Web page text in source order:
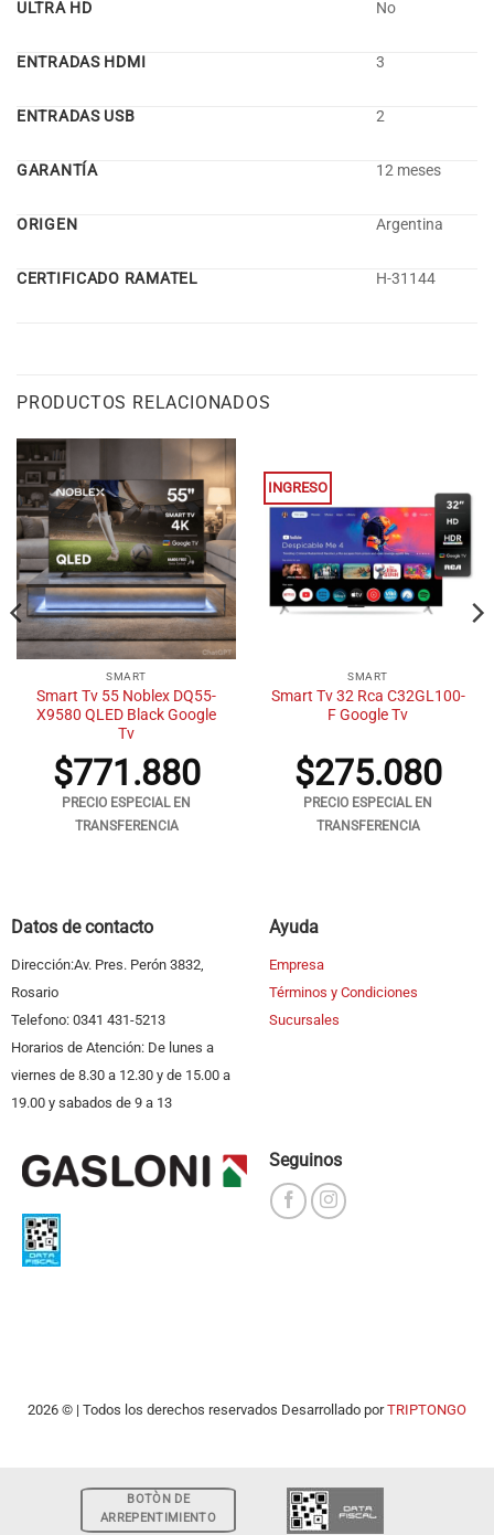
ULTRA HD No
ENTRADAS HDMI 3
ENTRADAS USB 2
GARANTÍA 12 meses
ORIGEN Argentina
CERTIFICADO RAMATEL H-31144
PRODUCTOS RELACIONADOS
SMART
Smart Tv 55 Noblex DQ55-
X9580 QLED Black Google
Tv
$771.880
PRECIO ESPECIAL EN
TRANSFERENCIA
INGRESO
SMART
Smart Tv 32 Rca C32GL100-
F Google Tv
$275.080
PRECIO ESPECIAL EN
TRANSFERENCIA
Datos de contacto
Dirección:Av. Pres. Perón 3832,
Rosario
Telefono: 0341 431-5213
Horarios de Atención: De lunes a
viernes de 8.30 a 12.30 y de 15.00 a
19.00 y sabados de 9 a 13
Ayuda
Empresa
Términos y Condiciones
Sucursales
Seguinos
2026 © | Todos los derechos reservados Desarrollado porTRIPTONGO
BOTÒN DE
ARREPENTIMIENTO